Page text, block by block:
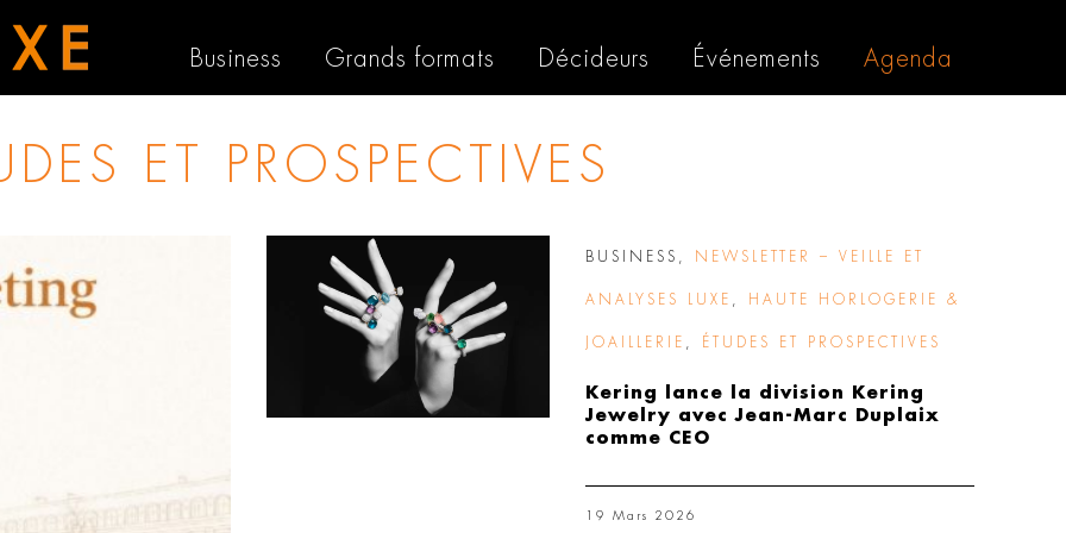
Business Grands formats Décideurs Événements Agenda
ET PROSPECTIVES
BUSINESS NEWSLETTER – VEILLE ET
ANALYSES LUXE HAUTE HORLOGERIE &
JOAILLERIE ÉTUDES ET PROSPECTIVES
Kering lance la division Kering
Jewelry avec Jean-Marc Duplaix
comme CEO
19 Mars 2026